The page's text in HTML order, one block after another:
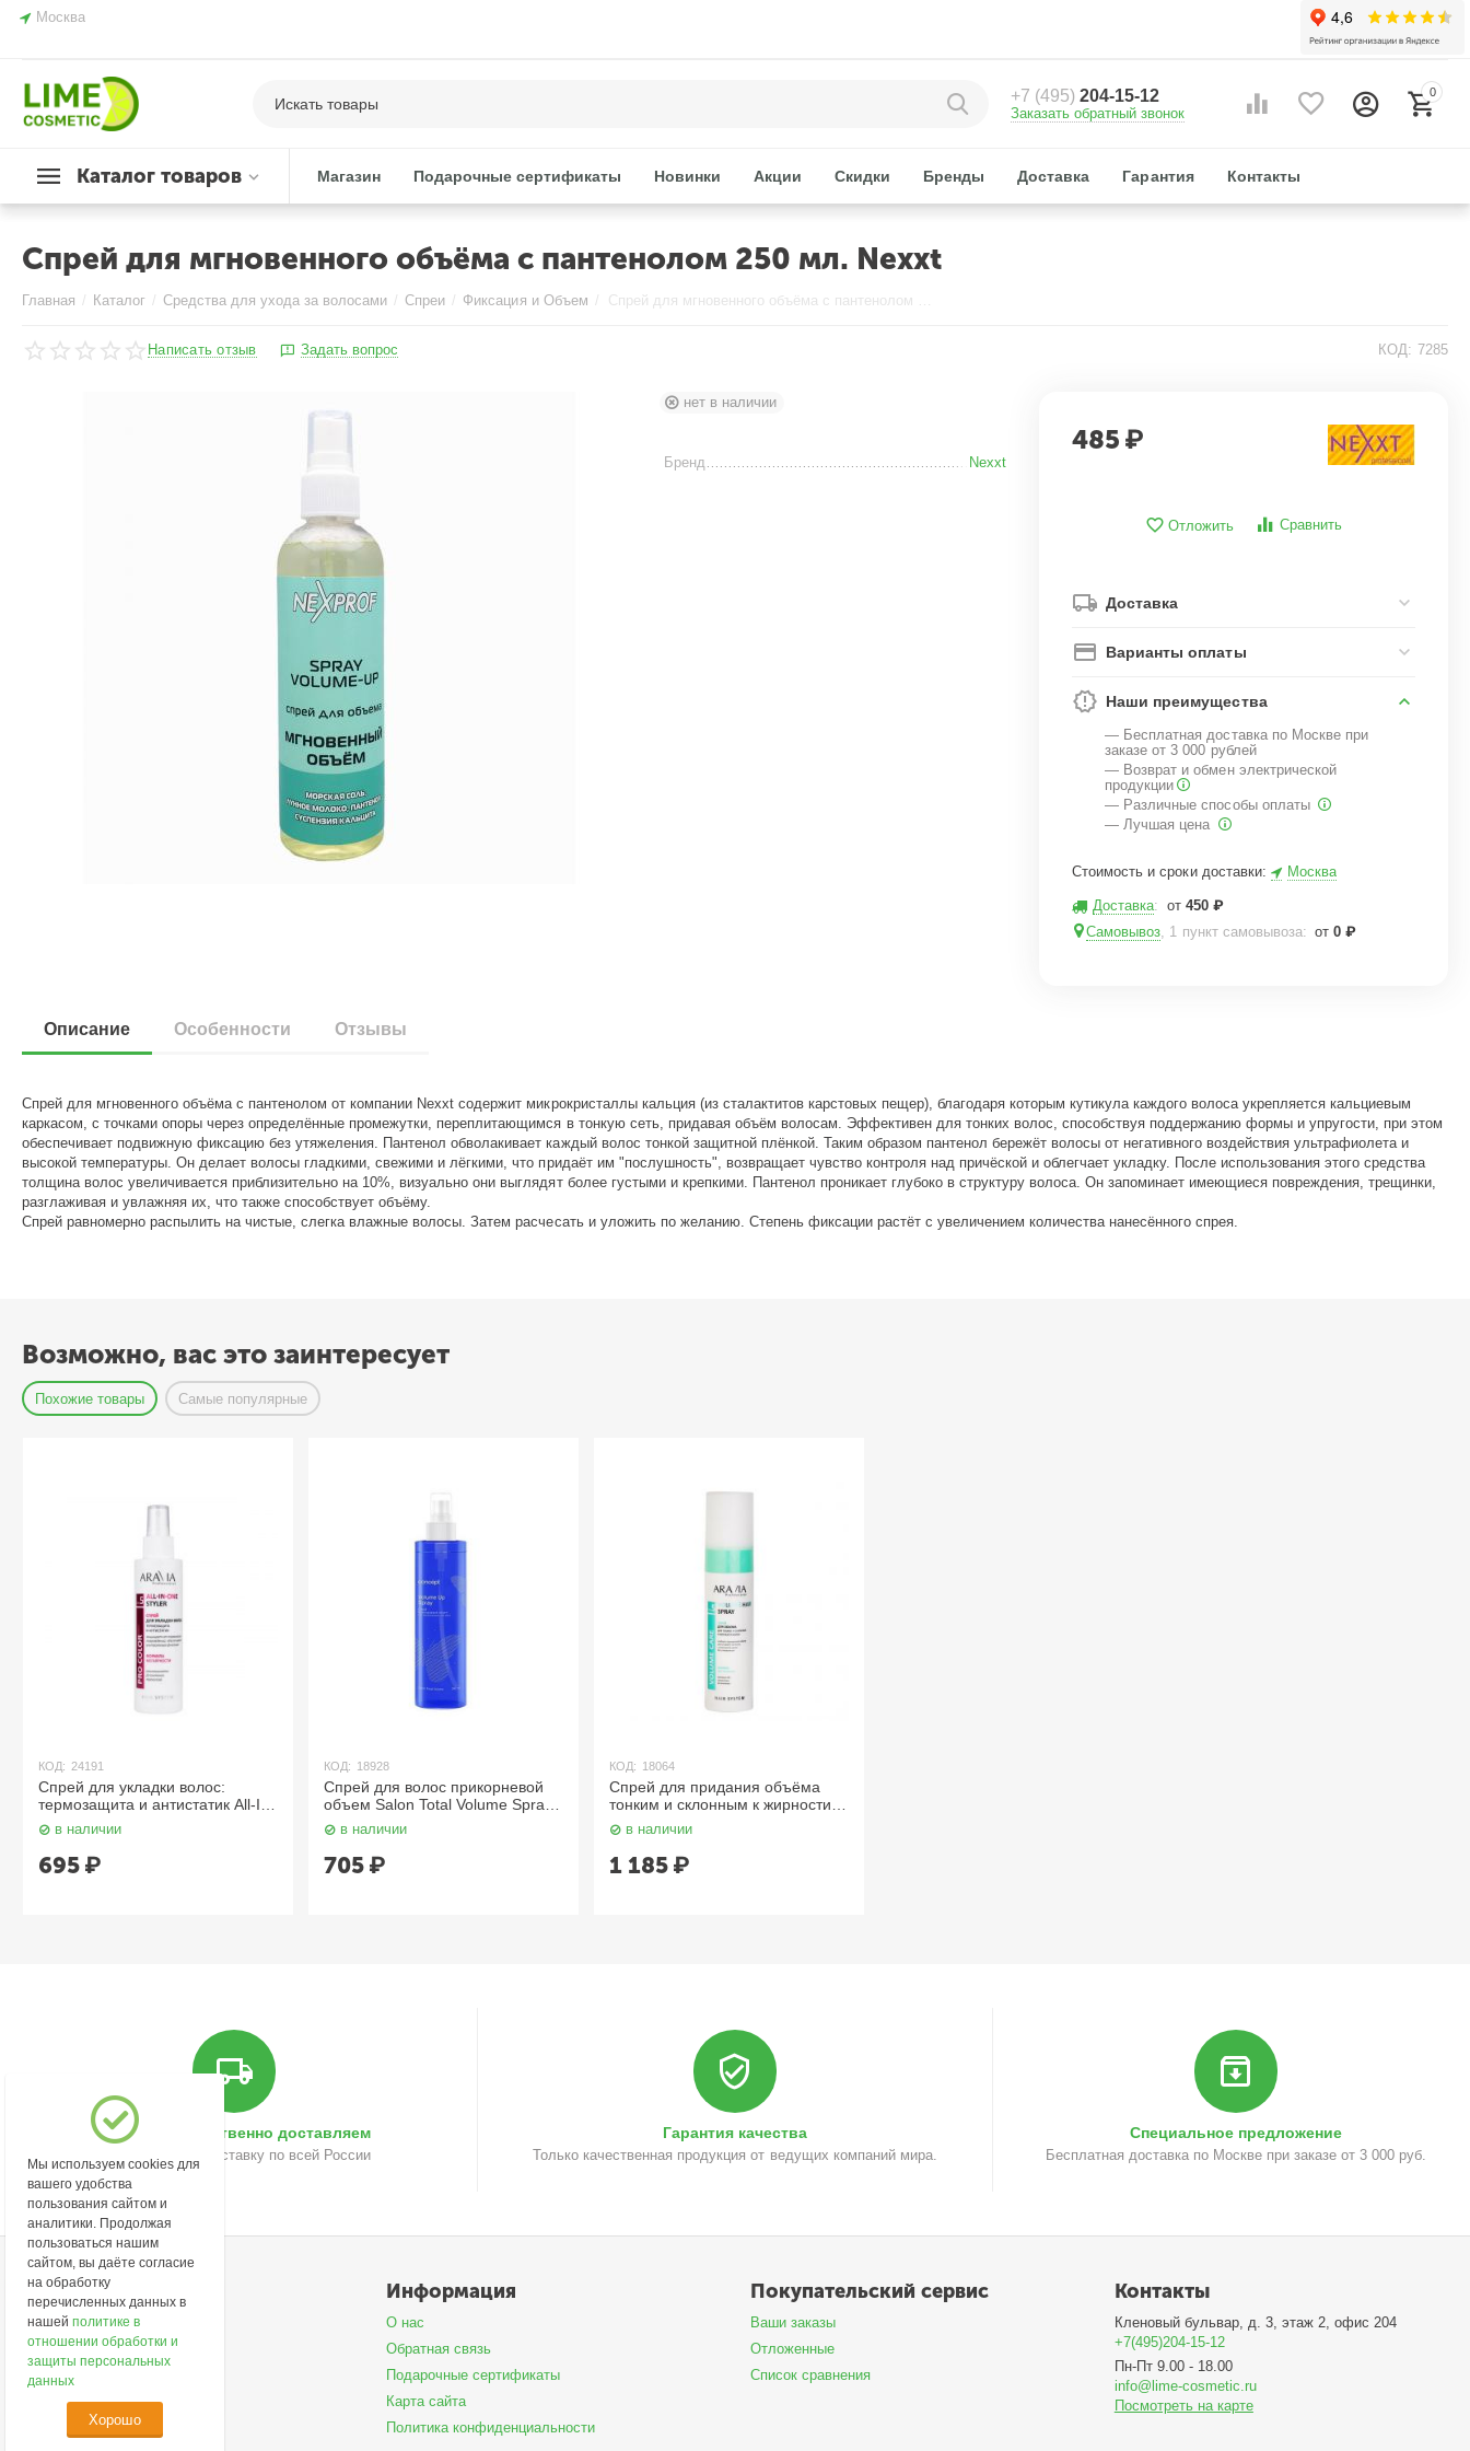
Москва
+7 (495)204-15-12
Заказать обратный звонок
0
Каталог товаров Магазин Подарочные сертификаты Новинки Акции Скидки Бренды Доставка Гарантия Контакты
Спрей для мгновенного объёма с пантенолом 250 мл. Nexxt
Главная / Каталог / Средства для ухода за волосами / Спреи / Фиксация и Объем / Спрей для мгновенного объёма с пантенолом 250 мл. Nexxt
Написать отзыв Задать вопрос КОД: 7285
нет в наличии
Бренд Nexxt
485 ₽
Отложить Сравнить
Доставка
Варианты оплаты
Наши преимущества
— Бесплатная доставка по Москве при
заказе от 3 000 рублей
— Возврат и обмен электрической
продукции
— Различные способы оплаты
— Лучшая цена
Стоимость и сроки доставки: Москва
Доставка: от 450 ₽
Самовывоз, 1 пункт самовывоза: от 0 ₽
Описание Особенности Отзывы
Спрей для мгновенного объёма с пантенолом от компании Nexxt содержит микрокристаллы кальция (из сталактитов карстовых пещер), благодаря которым кутикула каждого волоса укрепляется кальциевым
каркасом, с точками опоры через определённые промежутки, переплитающимся в тонкую сеть, придавая объём волосам. Эффективен для тонких волос, способствуя поддержанию формы и упругости, при этом
обеспечивает подвижную фиксацию без утяжеления. Пантенол обволакивает каждый волос тонкой защитной плёнкой. Таким образом пантенол бережёт волосы от негативного воздействия ультрафиолета и
высокой температуры. Он делает волосы гладкими, свежими и лёгкими, что придаёт им "послушность", возвращает чувство контроля над причёской и облегчает укладку. После использования этого средства
толщина волос увеличивается приблизительно на 10%, визуально они выглядят более густыми и крепкими. Пантенол проникает глубоко в структуру волоса. Он запоминает имеющиеся повреждения, трещинки,
разглаживая и увлажняя их, что также способствует объёму.
Спрей равномерно распылить на чистые, слегка влажные волосы. Затем расчесать и уложить по желанию. Степень фиксации растёт с увеличением количества нанесённого спрея.
Возможно, вас это заинтересует
Похожие товары Самые популярные
КОД: 24191
Спрей для укладки волос:
термозащита и антистатик All-In-
One Styler 150 мл Aravia
в наличии
695 ₽
КОД: 18928
Спрей для волос прикорневой
объем Salon Total Volume Spray,
240 мл. Сoncept
в наличии
705 ₽
КОД: 18064
Спрей для придания объёма
тонким и склонным к жирности
волосам, Volume Hair Spray 250
мл. Aravia
в наличии
1 185 ₽
Быстро и качественно доставляем
Осуществляем доставку по всей России
Гарантия качества
Только качественная продукция от ведущих компаний мира.
Специальное предложение
Бесплатная доставка по Москве при заказе от 3 000 руб.
Моя учетная запись
Войти
Создать учетную запись
Информация
О нас
Обратная связь
Подарочные сертификаты
Карта сайта
Политика конфиденциальности
Покупательский сервис
Ваши заказы
Отложенные
Список сравнения
Контакты
Кленовый бульвар, д. 3, этаж 2, офис 204
+7(495)204-15-12
Пн-Пт 9.00 - 18.00
info@lime-cosmetic.ru
Посмотреть на карте
Мы используем cookies для
вашего удобства
пользования сайтом и
аналитики. Продолжая
пользоваться нашим
сайтом, вы даёте согласие
на обработку
перечисленных данных в
нашейполитике в
отношении обработки и
защиты персональных
данных
Хорошо